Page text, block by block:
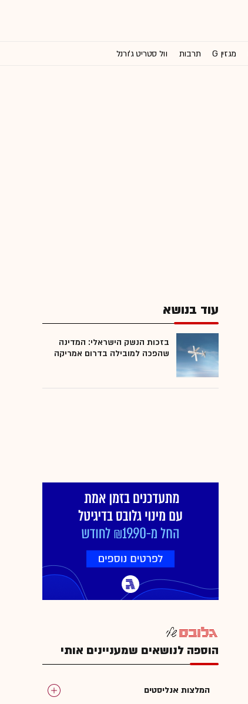
מגזין G תרבות וול סטריט ג'ורנל
עוד בנושא
בזכות הנשק הישראלי: המדינה
שהפכה למובילה בדרום אמריקה
הוספה לנושאים שמעניינים אותי
המלצות אנליסטים